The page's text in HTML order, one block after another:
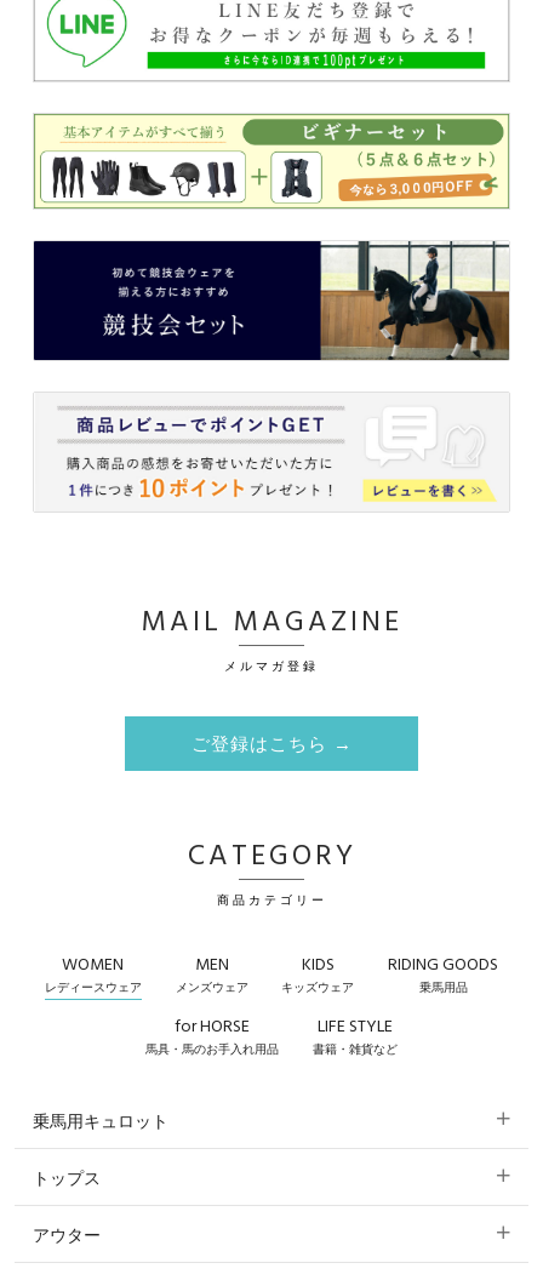
MAIL MAGAZINE
メルマガ登録
ご登録はこちら →
CATEGORY
商品カテゴリー
WOMEN
レディースウェア
MEN
メンズウェア
KIDS
キッズウェア
RIDING GOODS
乗馬用品
for HORSE
馬具・馬のお手入れ用品
LIFE STYLE
書籍・雑貨など
乗馬用キュロット
すべてのキュロット
フルグリップ・尻革 キュロット
トップス
すべてのトップス
アウター